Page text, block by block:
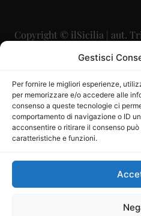
Gestisci
Per fornire le migliori esperienze,
per memorizzare e/o accedere alle
consenso a queste tecnologie ci
comportamento di navigazione o ID
acconsentire o ritirare il consenso
caratteristiche e funzioni.
Copyright © ilSicilia | aut.
29/09/
Direttore Editoriale:
Direttore
P.IVA:
Mercurio Comunicazione
iscritta al Registro degli